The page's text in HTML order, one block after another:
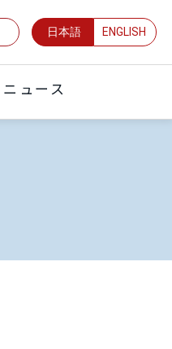
日本語 ENGLISH
ニュース